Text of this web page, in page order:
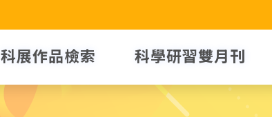
科展作品檢索 科學研習雙月刊